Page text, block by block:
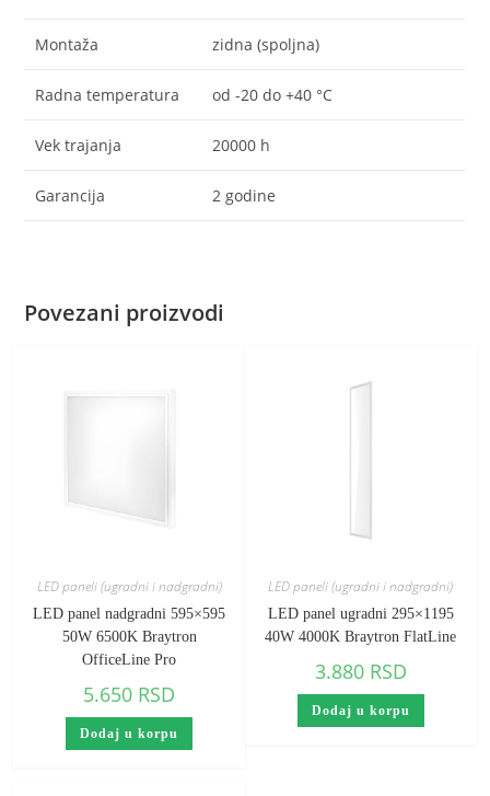
Montaža zidna (spoljna)
Radna temperatura od -20 do +40 °C
Vek trajanja 20000 h
Garancija 2 godine
Povezani proizvodi
LED paneli (ugradni i nadgradni)
LED panel nadgradni 595×595
50W 6500K Braytron
OfficeLine Pro
5.650 RSD
Dodaj u korpu
LED paneli (ugradni i nadgradni)
LED panel ugradni 295×1195
40W 4000K Braytron FlatLine
3.880 RSD
Dodaj u korpu